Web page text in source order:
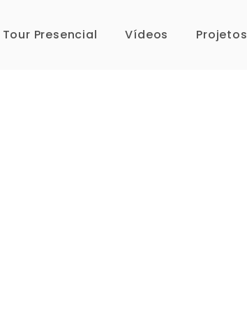
Tour Presencial Vídeos Projetos